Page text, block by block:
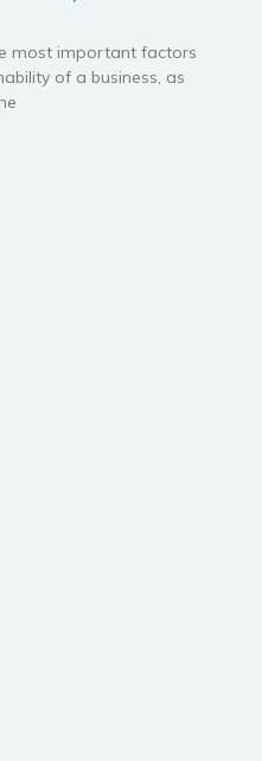
most important factors
of a business, as